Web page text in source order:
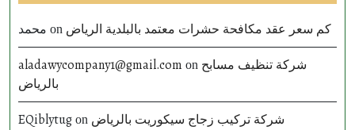
محمد on كم سعر عقد مكافحة حشرات معتمد بالبلدية الرياض
aladawycompany1@gmail.com on شركة تنظيف مسابح
بالرياض
EQiblytug on شركة تركيب زجاج سيكوريت بالرياض